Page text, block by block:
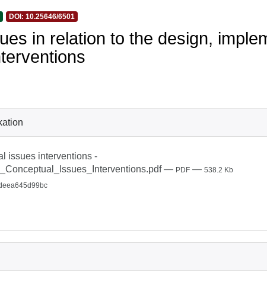
DOI: 10.25646/6501
in relation to the design,
issues interventions -
— PDF — 538.2 Kb